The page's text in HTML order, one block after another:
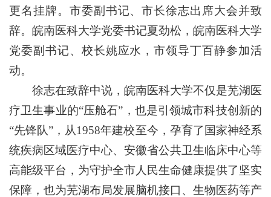
更名挂牌。市委副书记、市长徐志出席大会并致
辞。皖南医科大学党委书记夏劲松，皖南医科大学
党委副书记、校长姚应水，市领导丁百静参加活
动。
徐志在致辞中说，皖南医科大学不仅是芜湖医
疗卫生事业的“压舱石”，也是引领城市科技创新的
“先锋队”，从1958年建校至今，孕育了国家神经系
统疾病区域医疗中心、安徽省公共卫生临床中心等
高能级平台，为守护全市人民生命健康提供了坚实
保障，也为芜湖布局发展脑机接口、生物医药等产